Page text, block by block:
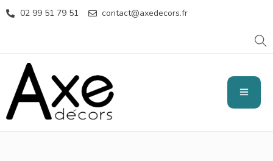
02 99 51 79 51 contact@axedecors.fr
LASURE VERNIS